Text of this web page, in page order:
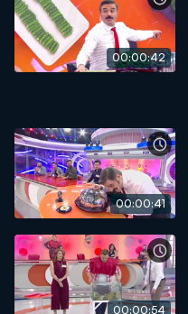
00:00:42
00:00:41
00:00:54